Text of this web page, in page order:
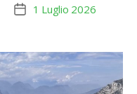
Data1 Luglio 2026